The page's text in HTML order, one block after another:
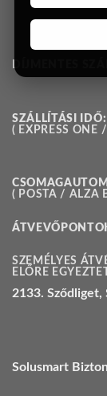
DÍJMENTES
SZÁLLÍTÁSI
( EXPRESS ONE
( POSTA / ALZA
SZEMÉLYES
ELŐRE
2133. Sződliget,
Solusmart